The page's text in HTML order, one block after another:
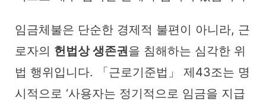
임금체불은 단순한 경제적 불편이 아니라, 근
로자의 헌법상 생존권을 침해하는 심각한 위
법 행위입니다. 「근로기준법」 제43조는 명
시적으로 ‘사용자는 정기적으로 임금을 지급